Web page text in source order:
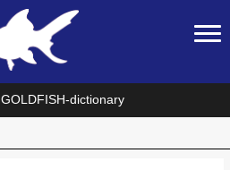
GOLDFISH-dictionary